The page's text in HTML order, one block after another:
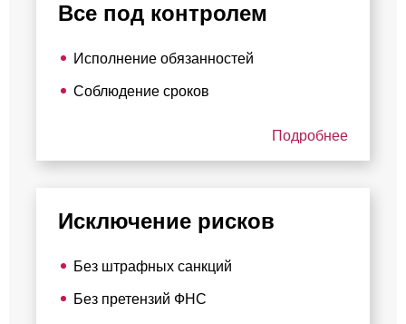
Все под контролем
Исполнение обязанностей
Соблюдение сроков
Подробнее
Исключение рисков
Без штрафных санкций
Без претензий ФНС